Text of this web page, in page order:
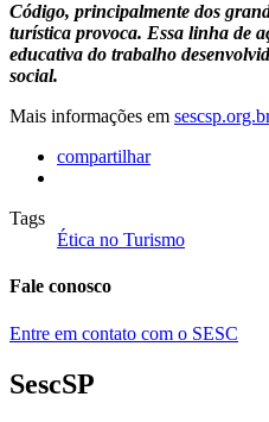
Código, principalmente dos
turística provoca. Essa linha de
educativa do trabalho
social.
Mais informações em
compartilhar
Tags
Ética no Turismo
Fale conosco
Entre em contato com o SESC
SescSP